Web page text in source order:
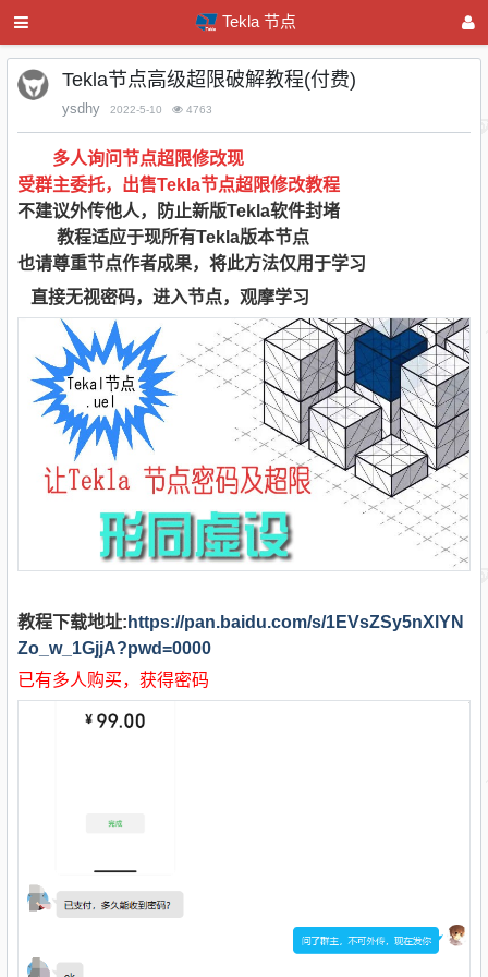
Tekla 节点
Tekla节点高级超限破解教程(付费)
ysdhy 2022-5-10 4763
多人询问节点超限修改现
受群主委托，出售Tekla节点超限修改教程
不建议外传他人，
防止新版Tekla软件封堵
教程适应于现所有Tekla版本节点
也请尊重节点作者成果，将此方法仅用于学习
直接无视密码，进入节点，观摩学习
教程下载地址: https://pan.baidu.com/s/1EVsZSy5nXlYN
Zo_w_1GjjA?pwd=0000
已有多人购买，获得密码